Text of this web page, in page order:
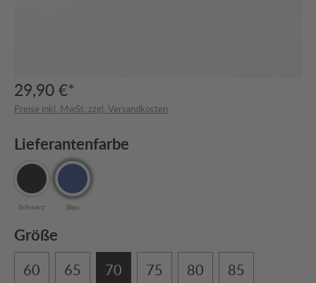
29,90 €*
Preise inkl. MwSt. zzgl. Versandkosten
Lieferantenfarbe
Schwarz Blau
Größe
60 65 70 75 80 85